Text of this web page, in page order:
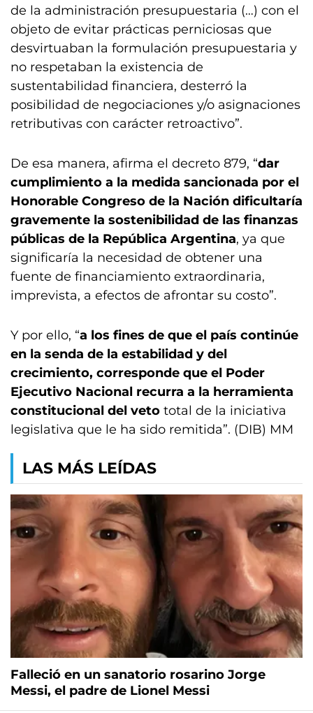
de la administración presupuestaria (…) con el
objeto de evitar prácticas perniciosas que
desvirtuaban la formulación presupuestaria y
no respetaban la existencia de
sustentabilidad financiera, desterró la
posibilidad de negociaciones y/o asignaciones
retributivas con carácter retroactivo”.
De esa manera, afirma el decreto 879, “dar
cumplimiento a la medida sancionada por el
Honorable Congreso de la Nación dificultaría
gravemente la sostenibilidad de las finanzas
públicas de la República Argentina, ya que
significaría la necesidad de obtener una
fuente de financiamiento extraordinaria,
imprevista, a efectos de afrontar su costo”.
Y por ello, “a los fines de que el país continúe
en la senda de la estabilidad y del
crecimiento, corresponde que el Poder
Ejecutivo Nacional recurra a la herramienta
constitucional del veto total de la iniciativa
legislativa que le ha sido remitida”. (DIB) MM
LAS MÁS LEÍDAS
Falleció en un sanatorio rosarino Jorge
Messi, el padre de Lionel Messi